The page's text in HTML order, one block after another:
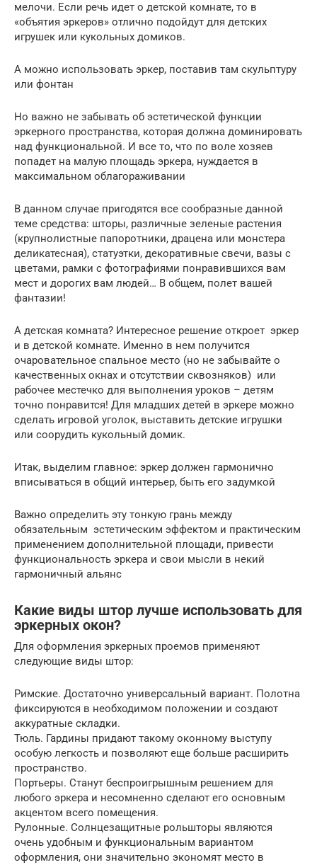
мелочи. Если речь идет о детской комнате, то в
«объятия эркеров» отлично подойдут для детских
игрушек или кукольных домиков.
А можно использовать эркер, поставив там скульптуру
или фонтан
Но важно не забывать об эстетической функции
эркерного пространства, которая должна доминировать
над функциональной. И все то, что по воле хозяев
попадет на малую площадь эркера, нуждается в
максимальном облагораживании
В данном случае пригодятся все сообразные данной
теме средства: шторы, различные зеленые растения
(крупнолистные папоротники, драцена или монстера
деликатесная), статуэтки, декоративные свечи, вазы с
цветами, рамки с фотографиями понравившихся вам
мест и дорогих вам людей… В общем, полет вашей
фантазии!
А детская комната? Интересное решение откроет эркер
и в детской комнате. Именно в нем получится
очаровательное спальное место (но не забывайте о
качественных окнах и отсутствии сквозняков) или
рабочее местечко для выполнения уроков – детям
точно понравится! Для младших детей в эркере можно
сделать игровой уголок, выставить детские игрушки
или соорудить кукольный домик.
Итак, выделим главное: эркер должен гармонично
вписываться в общий интерьер, быть его задумкой
Важно определить эту тонкую грань между
обязательным эстетическим эффектом и практическим
применением дополнительной площади, привести
функциональность эркера и свои мысли в некий
гармоничный альянс
Какие виды штор лучше использовать для
эркерных окон?
Для оформления эркерных проемов применяют
следующие виды штор:
Римские. Достаточно универсальный вариант. Полотна
фиксируются в необходимом положении и создают
аккуратные складки.
Тюль. Гардины придают такому оконному выступу
особую легкость и позволяют еще больше расширить
пространство.
Портьеры. Станут беспроигрышным решением для
любого эркера и несомненно сделают его основным
акцентом всего помещения.
Рулонные. Солнцезащитные рольшторы являются
очень удобным и функциональным вариантом
оформления, они значительно экономят место в